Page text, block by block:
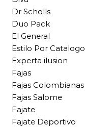
Dr Scholls
Duo Pack
El General
Estilo Por Catalogo
Experta ilusion
Fajas
Fajas Colombianas
Fajas Salome
Fajate
Fajate Deportivo